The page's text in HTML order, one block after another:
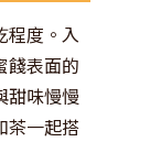
程度。入
餞表面的
甜味慢慢
茶一起搭